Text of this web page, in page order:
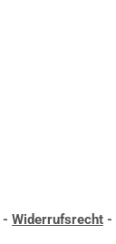
- Widerrufsrecht -